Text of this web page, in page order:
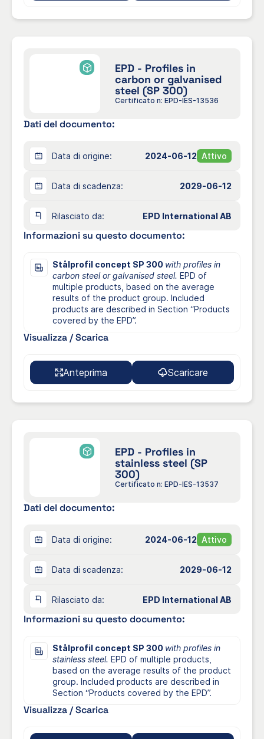
EPD - Profiles in
carbon or galvanised
steel (SP 300)
Certificato n: EPD-IES-13536
Dati del documento:
Data di origine: 2024-06-12 Attivo
Data di scadenza: 2029-06-12
Rilasciato da: EPD International AB
Informazioni su questo documento:
Stålprofil concept SP 300 with profiles in
carbon steel or galvanised steel. EPD of
multiple products, based on the average
results of the product group. Included
products are described in Section “Products
covered by the EPD”.
Visualizza / Scarica
Anteprima Scaricare
EPD - Profiles in
stainless steel (SP
300)
Certificato n: EPD-IES-13537
Dati del documento:
Data di origine: 2024-06-12 Attivo
Data di scadenza: 2029-06-12
Rilasciato da: EPD International AB
Informazioni su questo documento:
Stålprofil concept SP 300 with profiles in
stainless steel. EPD of multiple products,
based on the average results of the product
group. Included products are described in
Section “Products covered by the EPD”.
Visualizza / Scarica